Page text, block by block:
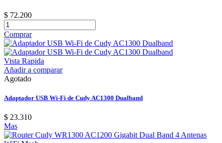
$ 72.200
Comprar
Vista Rapida
Añadir a comparar
Agotado
Adaptador USB Wi-Fi de Cudy AC1300 Dualband
$ 23.310
Mas